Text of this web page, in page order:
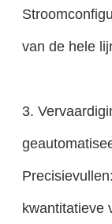
van de hele
3.
kwantitatieve